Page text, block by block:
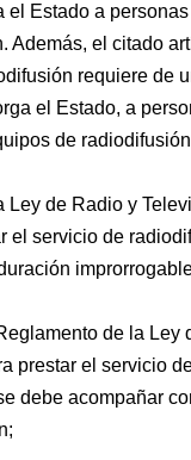
el Estado a
Además, el citado
requiere de
el Estado, a
de
Ley de Radio y
el servicio de
de la
prestar el servicio
debe acompañar